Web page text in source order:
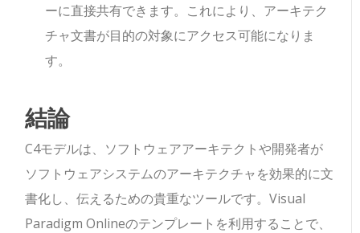
ーに直接共有できます。これにより、アーキテク
チャ文書が目的の対象にアクセス可能になりま
す。
結論
C4モデルは、ソフトウェアアーキテクトや開発者が
ソフトウェアシステムのアーキテクチャを効果的に文
書化し、伝えるための貴重なツールです。Visual
Paradigm Onlineのテンプレートを利用することで、